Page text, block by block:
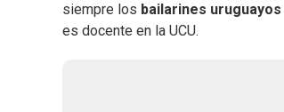
siempre los bailarines uruguayos
es docente en la UCU.